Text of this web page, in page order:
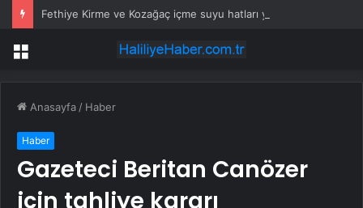
Fethiye Kirme ve Kozağaç içme suyu hatları yenileniyor
Menü
Anasayfa / Haber
Haber
Gazeteci Beritan Canözer
için tahliye kararı